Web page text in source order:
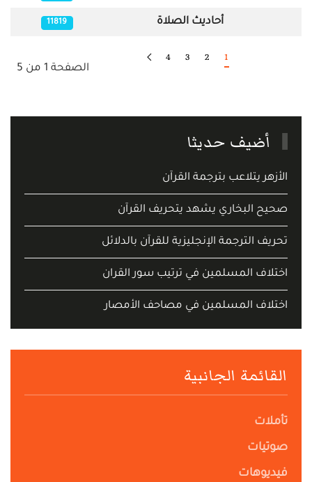
أحاديث الصلاة 11819
الصفحة 1 من 5
1
2
3
4
أضيف حديثا
الأزهر يتلاعب بترجمة القرآن
صحيح البخاري يشهد يتحريف القرآن
تحريف الترجمة الإنجليزية للقرآن بالدلائل
اختلاف المسلمين في ترتيب سور القران
اختلاف المسلمين في مصاحف الأمصار
القائمة الجانبية
تأملات
صوتيات
فيديوهات